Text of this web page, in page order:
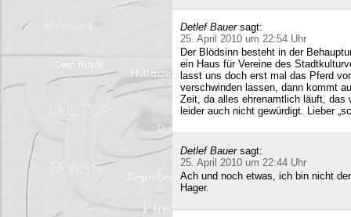
Detlef Bauer sagt:
25. April 2010 um 22:54 Uhr
Der Blödsinn besteht in der
ein Haus für Vereine des
lasst uns doch erst mal das Pferd
verschwinden lassen, dann kommt
Zeit, da alles ehrenamtlich läuft, das
leider auch nicht gewürdigt. Lieber
Detlef Bauer sagt:
25. April 2010 um 22:44 Uhr
Ach und noch etwas, ich bin nicht
Hager.